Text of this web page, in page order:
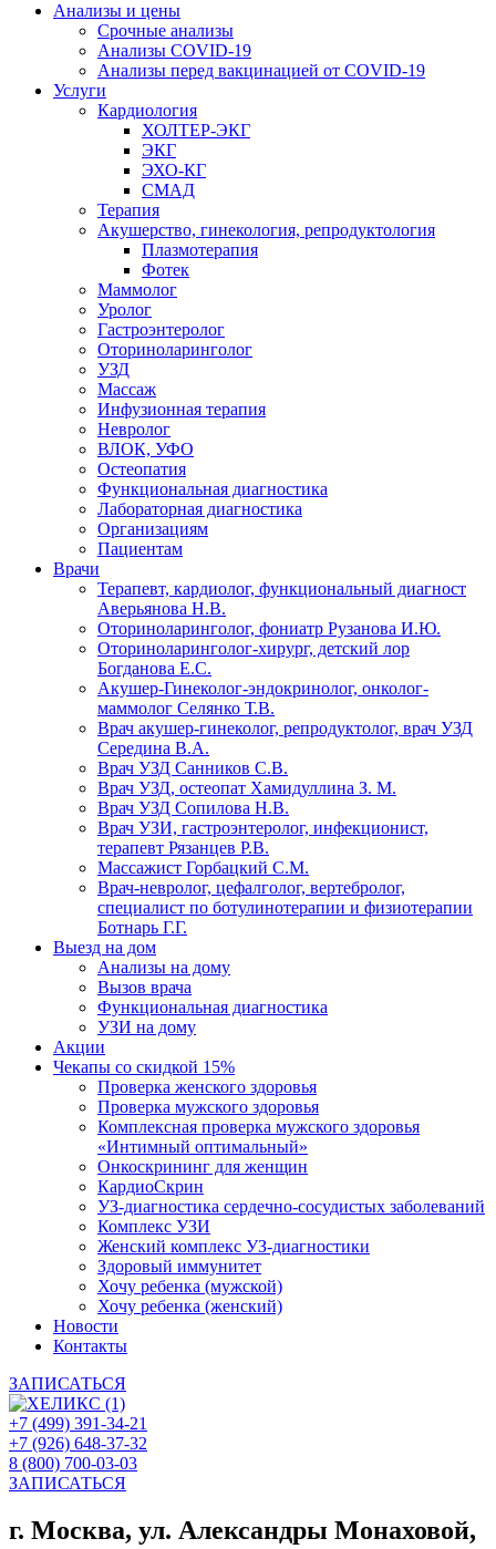
Анализы и цены
Срочные анализы
Анализы COVID-19
Анализы перед вакцинацией от COVID-19
Услуги
Кардиология
ХОЛТЕР-ЭКГ
ЭКГ
ЭХО-КГ
СМАД
Терапия
Акушерство, гинекология, репродуктология
Плазмотерапия
Фотек
Маммолог
Уролог
Гастроэнтеролог
Оториноларинголог
УЗД
Массаж
Инфузионная терапия
Невролог
ВЛОК, УФО
Остеопатия
Функциональная диагностика
Лабораторная диагностика
Организациям
Пациентам
Врачи
Терапевт, кардиолог, функциональный диагност
Аверьянова Н.В.
Оториноларинголог, фониатр Рузанова И.Ю.
Оториноларинголог-хирург, детский лор
Богданова Е.С.
Акушер-Гинеколог-эндокринолог, онколог-
маммолог Селянко Т.В.
Врач акушер-гинеколог, репродуктолог, врач УЗД
Середина В.А.
Врач УЗД Санников С.В.
Врач УЗД, остеопат Хамидуллина З. М.
Врач УЗД Сопилова Н.В.
Врач УЗИ, гастроэнтеролог, инфекционист,
терапевт Рязанцев Р.В.
Массажист Горбацкий С.М.
Врач-невролог, цефалголог, вертебролог,
специалист по ботулинотерапии и физиотерапии
Ботнарь Г.Г.
Выезд на дом
Анализы на дому
Вызов врача
Функциональная диагностика
УЗИ на дому
Акции
Чекапы со скидкой 15%
Проверка женского здоровья
Проверка мужского здоровья
Комплексная проверка мужского здоровья
«Интимный оптимальный»
Онкоcкрининг для женщин
КардиоСкрин
УЗ-диагностика сердечно-сосудистых заболеваний
Комплекс УЗИ
Женский комплекс УЗ-диагностики
Здоровый иммунитет
Хочу ребенка (мужской)
Хочу ребенка (женский)
Новости
Контакты
ЗАПИСАТЬСЯ
+7 (499) 391-34-21
+7 (926) 648-37-32
8 (800) 700-03-03
ЗАПИСАТЬСЯ
г. Москва, ул. Александры Монаховой,